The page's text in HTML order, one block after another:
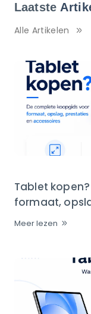
Laatste
Alle Artikelen
Tablet
formaat,
Meer lezen